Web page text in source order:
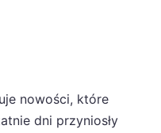
nowości, które
dni przyniosły